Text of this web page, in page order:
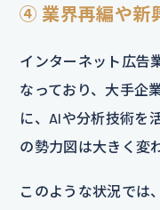
④ 業界再編や新
インターネット広告
なっており、大手企
に、AIや分析技術を
の勢力図は大きく変
このような状況では